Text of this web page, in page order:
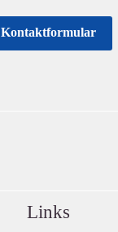
Kontaktformular
Links